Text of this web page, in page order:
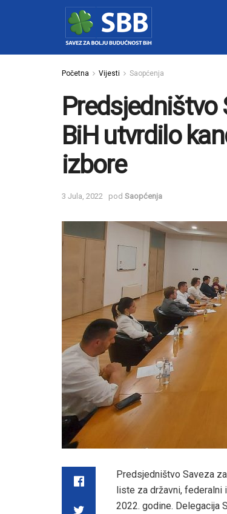
Početna Vijesti Saopćenja
Predsjedništvo
BiH utvrdilo
izbore
3 Jula, 2022 pod Saopćenja
Predsjedništvo Saveza
liste za državni, federalni
2022. godine. Delegacija